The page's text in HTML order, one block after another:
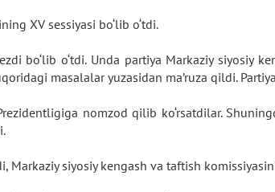
XV sessiyasi bo‘lib o‘tdi.
bo‘lib o‘tdi. Unda partiya Markaziy
masalalar yuzasidan ma’ruza qildi.
nomzod qilib ko‘rsatdilar.
Markaziy siyosiy kengash va taftish